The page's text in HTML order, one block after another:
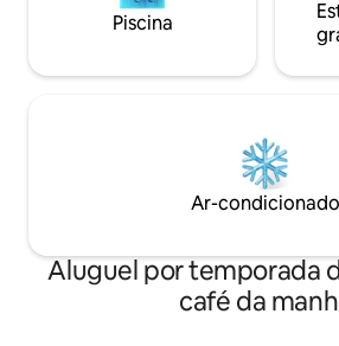
Piscina
Ar-condicionado
Aluguel por temporada
café da